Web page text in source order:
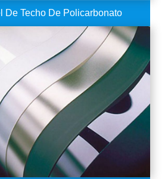
De Techo De Policarbonato